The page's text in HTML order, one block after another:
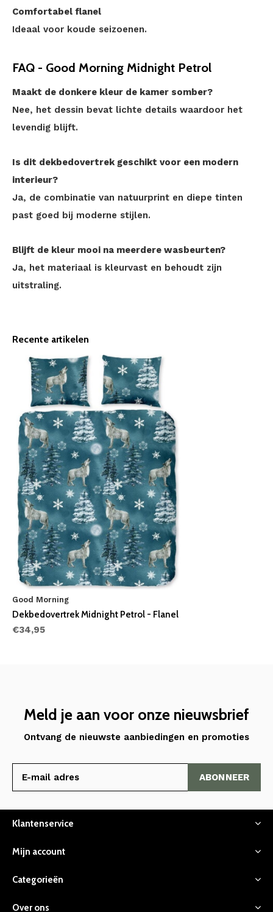
Comfortabel flanel
Ideaal voor koude seizoenen.
FAQ - Good Morning Midnight Petrol
Maakt de donkere kleur de kamer somber?
Nee, het dessin bevat lichte details waardoor het
levendig blijft.
Is dit dekbedovertrek geschikt voor een modern
interieur?
Ja, de combinatie van natuurprint en diepe tinten
past goed bij moderne stijlen.
Blijft de kleur mooi na meerdere wasbeurten?
Ja, het materiaal is kleurvast en behoudt zijn
uitstraling.
Recente artikelen
Good Morning
Dekbedovertrek Midnight Petrol - Flanel
€34,95
Meld je aan voor onze nieuwsbrief
Ontvang de nieuwste aanbiedingen en promoties
ABONNEER
Klantenservice
Mijn account
Categorieën
Over ons